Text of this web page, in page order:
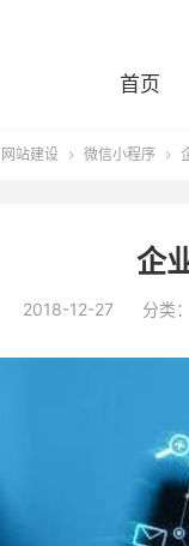
首页
网站建设  微信小程序 
企
2018-12-27 分类：